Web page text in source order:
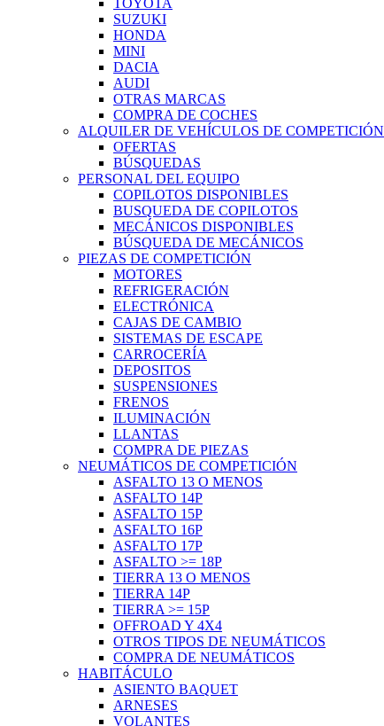
TOYOTA
SUZUKI
HONDA
MINI
DACIA
AUDI
OTRAS MARCAS
COMPRA DE COCHES
ALQUILER DE VEHÍCULOS DE COMPETICIÓN
OFERTAS
BÚSQUEDAS
PERSONAL DEL EQUIPO
COPILOTOS DISPONIBLES
BUSQUEDA DE COPILOTOS
MECÁNICOS DISPONIBLES
BÚSQUEDA DE MECÁNICOS
PIEZAS DE COMPETICIÓN
MOTORES
REFRIGERACIÓN
ELECTRÓNICA
CAJAS DE CAMBIO
SISTEMAS DE ESCAPE
CARROCERÍA
DEPOSITOS
SUSPENSIONES
FRENOS
ILUMINACIÓN
LLANTAS
COMPRA DE PIEZAS
NEUMÁTICOS DE COMPETICIÓN
ASFALTO 13 O MENOS
ASFALTO 14P
ASFALTO 15P
ASFALTO 16P
ASFALTO 17P
ASFALTO >= 18P
TIERRA 13 O MENOS
TIERRA 14P
TIERRA >= 15P
OFFROAD Y 4X4
OTROS TIPOS DE NEUMÁTICOS
COMPRA DE NEUMÁTICOS
HABITÁCULO
ASIENTO BAQUET
ARNESES
VOLANTES